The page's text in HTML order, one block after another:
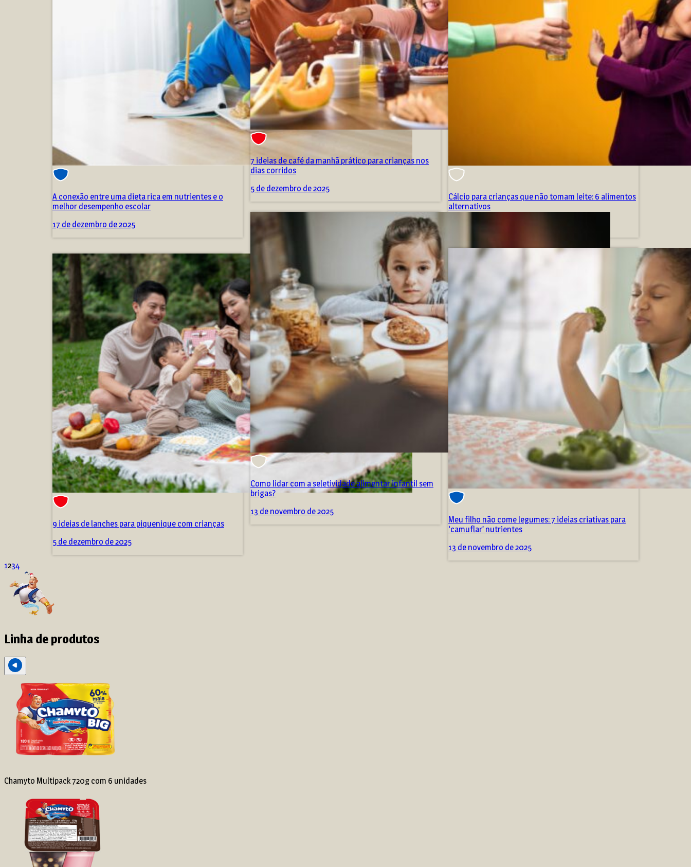
A conexão entre uma dieta rica em nutrientes e o
melhor desempenho escolar
17 de dezembro de 2025
7 ideias de café da manhã prático para crianças nos
dias corridos
5 de dezembro de 2025
Cálcio para crianças que não tomam leite: 6 alimentos
alternativos
9 ideias de lanches para piquenique com crianças
5 de dezembro de 2025
Como lidar com a seletividade alimentar infantil sem
brigas?
13 de novembro de 2025
Meu filho não come legumes: 7 ideias criativas para
‘camuflar’ nutrientes
13 de novembro de 2025
1234
Linha de produtos
Chamyto Multipack 720g com 6 unidades